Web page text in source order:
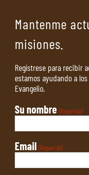
Mantenme
misiones.
Regístrese para recibir
estamos ayudando a
Evangelio.
Su nombre (Requerido)
Email (Requerido)